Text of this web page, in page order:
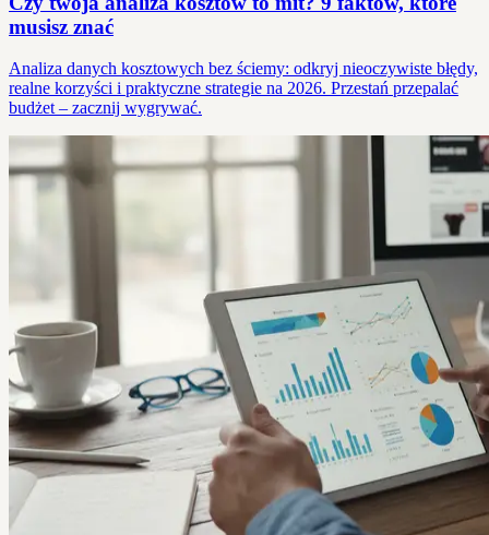
musisz znać
Analiza danych kosztowych bez ściemy: odkryj nieoczywiste błędy,
realne korzyści i praktyczne strategie na 2026. Przestań przepalać
budżet – zacznij wygrywać.